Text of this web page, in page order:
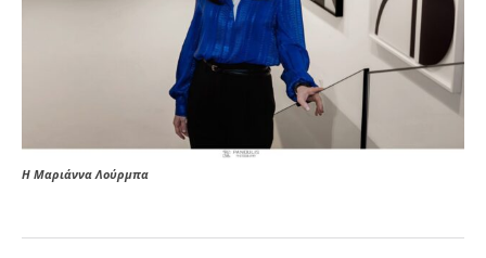
Η Μαριάννα Λούρμπα